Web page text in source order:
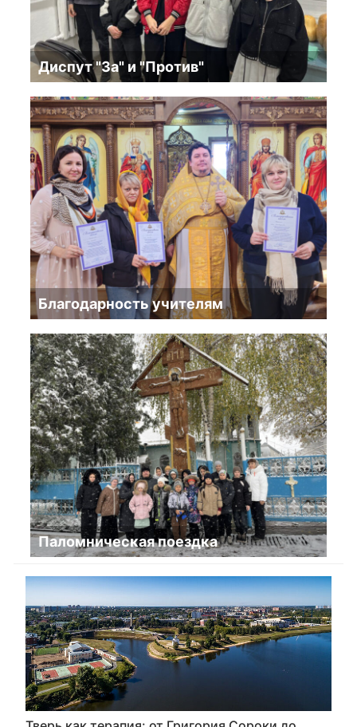
Диспут "За" и "Против"
Благодарность учителям
Паломническая поездка